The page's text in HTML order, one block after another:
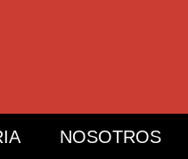
NOSOTROS